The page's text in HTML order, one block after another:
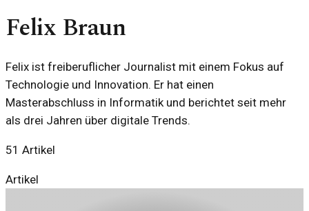
Felix Braun
Felix ist freiberuflicher Journalist mit einem Fokus auf
Technologie und Innovation. Er hat einen
Masterabschluss in Informatik und berichtet seit mehr
als drei Jahren über digitale Trends.
51 Artikel
Artikel